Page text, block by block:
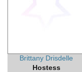
Brittany Drisdelle
Hostess